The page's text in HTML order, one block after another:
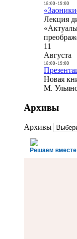
18:00- 19:00
Лекция
11
Августа
18:00- 19:00
Новая
М.
Архивы
Архивы
Решаем вместе